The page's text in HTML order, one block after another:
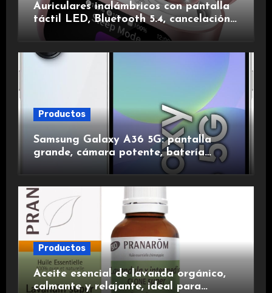
Auriculares inalámbricos con pantalla
táctil LED, Bluetooth 5.4, cancelación
de ruido, impermeables y de larga
Productos
Samsung Galaxy A36 5G: pantalla
grande, cámara potente, batería
duradera y carga rápida para una
Productos
Aceite esencial de lavanda orgánico,
calmante y relajante, ideal para